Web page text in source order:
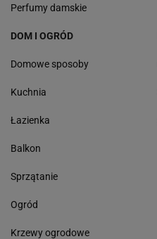
Perfumy damskie
DOM I OGRÓD
Domowe sposoby
Kuchnia
Łazienka
Balkon
Sprzątanie
Ogród
Krzewy ogrodowe